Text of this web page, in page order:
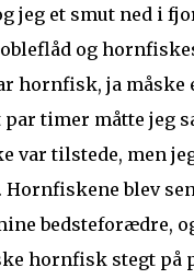
jeg et smut ned i
og
hornfisk, ja måske
par timer måtte jeg
var tilstede, men
blev
bedsteforædre,
hornfisk stegt på